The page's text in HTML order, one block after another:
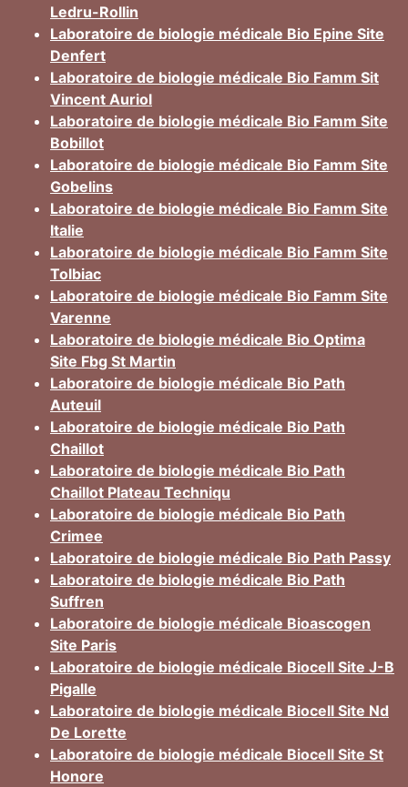
Ledru-Rollin
Laboratoire de biologie médicale Bio Epine Site
Denfert
Laboratoire de biologie médicale Bio Famm Sit
Vincent Auriol
Laboratoire de biologie médicale Bio Famm Site
Bobillot
Laboratoire de biologie médicale Bio Famm Site
Gobelins
Laboratoire de biologie médicale Bio Famm Site
Italie
Laboratoire de biologie médicale Bio Famm Site
Tolbiac
Laboratoire de biologie médicale Bio Famm Site
Varenne
Laboratoire de biologie médicale Bio Optima
Site Fbg St Martin
Laboratoire de biologie médicale Bio Path
Auteuil
Laboratoire de biologie médicale Bio Path
Chaillot
Laboratoire de biologie médicale Bio Path
Chaillot Plateau Techniqu
Laboratoire de biologie médicale Bio Path
Crimee
Laboratoire de biologie médicale Bio Path Passy
Laboratoire de biologie médicale Bio Path
Suffren
Laboratoire de biologie médicale Bioascogen
Site Paris
Laboratoire de biologie médicale Biocell Site J-B
Pigalle
Laboratoire de biologie médicale Biocell Site Nd
De Lorette
Laboratoire de biologie médicale Biocell Site St
Honore